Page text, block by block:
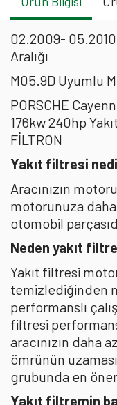
02.2009- 05.2010
Aralığı
M05.9D Uyumlu
PORSCHE
176kw 240hp
FİLTRON
Yakıt filtresi
Aracınızın
motorunuza
otomobil
Neden yakıt
Yakıt filtresi
temizlediğinden
performanslı
filtresi
aracınızın daha
ömrünün
grubunda en
Yakıt filtremin